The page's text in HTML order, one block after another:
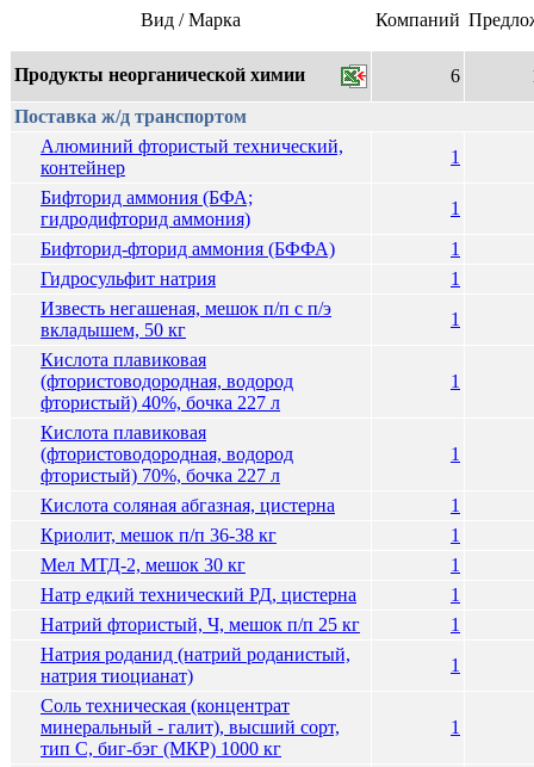
Вид / Марка Компаний
Продукты неорганической химии 6
Поставка ж/д транспортом
Алюминий фтористый технический,
контейнер
1
Бифторид аммония (БФА;
гидродифторид аммония)
1
Бифторид-фторид аммония (БФФА)
1
Гидросульфит натрия
1
Известь негашеная, мешок п/п с п/э
вкладышем, 50 кг
1
Кислота плавиковая
(фтористоводородная, водород
фтористый) 40%, бочка 227 л
1
Кислота плавиковая
(фтористоводородная, водород
фтористый) 70%, бочка 227 л
1
Кислота соляная абгазная, цистерна
1
Криолит, мешок п/п 36-38 кг
1
Мел МТД-2, мешок 30 кг
1
Натр едкий технический РД, цистерна
1
Натрий фтористый, Ч, мешок п/п 25 кг
1
Натрия роданид (натрий роданистый,
натрия тиоцианат)
1
Соль техническая (концентрат
минеральный - галит), высший сорт,
тип С, биг-бэг (МКР) 1000 кг
1